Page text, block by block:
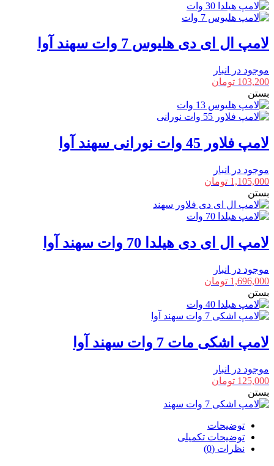
لامپ ال ای دی هلیوس 7 وات سهند آوا
موجود در انبار
103,200 تومان
بستن
لامپ فلاور 45 وات نورانی سهند آوا
موجود در انبار
1,105,000 تومان
بستن
لامپ ال ای دی هیلدا 70 وات سهند آوا
موجود در انبار
1,696,000 تومان
بستن
لامپ اشکی مات 7 وات سهند آوا
موجود در انبار
125,000 تومان
بستن
توضیحات
توضیحات تکمیلی
نظرات (0)